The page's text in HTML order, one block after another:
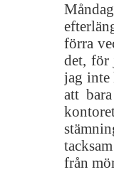
förra
det, för
jag inte
att
från